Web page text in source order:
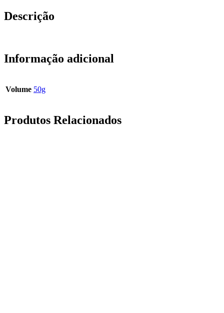
Descrição
Informação adicional
Volume 50g
Produtos Relacionados